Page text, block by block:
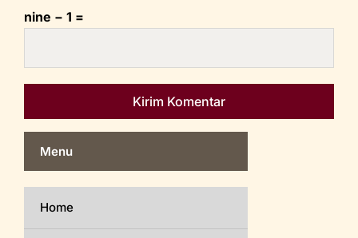
nine − 1 =
Menu
Home